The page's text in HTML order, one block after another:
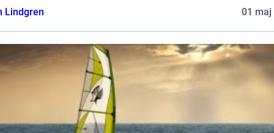
Lindgren
01 maj